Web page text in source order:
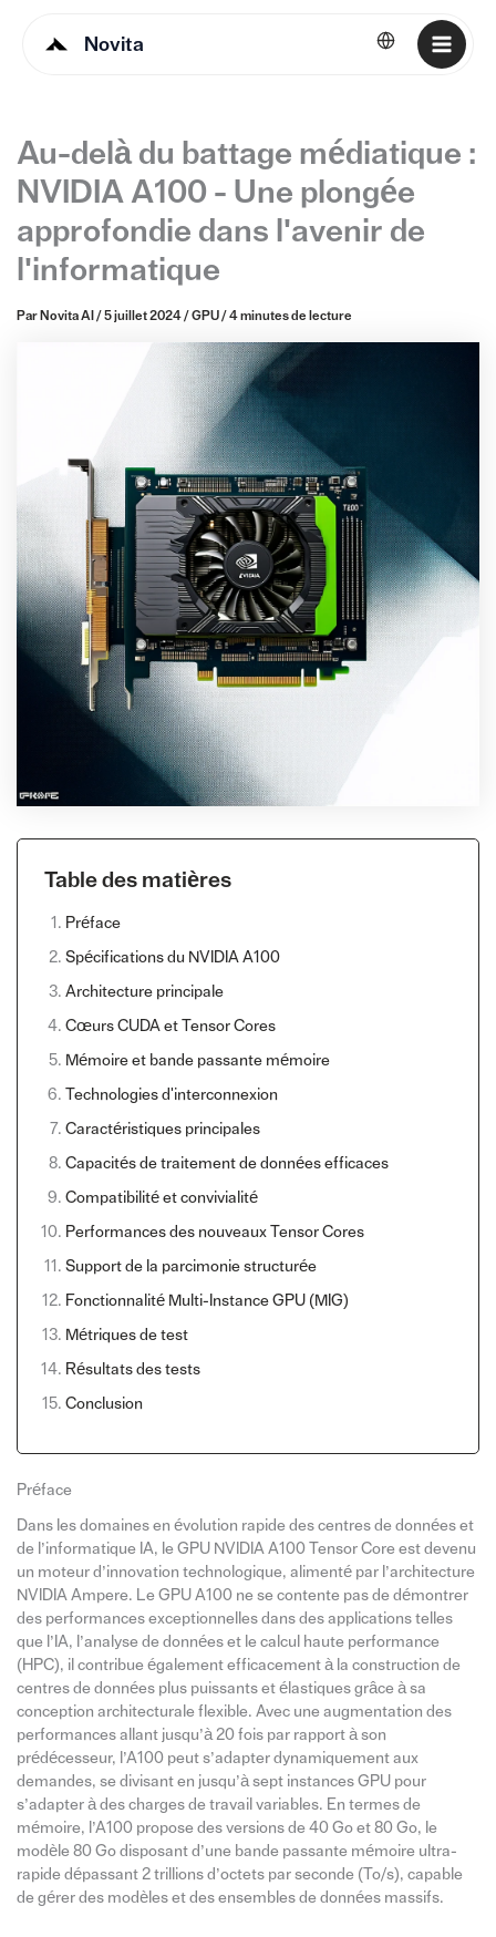
Novita Français
Au-delà du battage médiatique :
NVIDIA A100 - Une plongée
approfondie dans l'avenir de
l'informatique
Par Novita AI / 5 juillet 2024/ GPU/ 4 minutes de lecture
Table des matières
Préface
Spécifications du NVIDIA A100
Architecture principale
Cœurs CUDA et Tensor Cores
Mémoire et bande passante mémoire
Technologies d'interconnexion
Caractéristiques principales
Capacités de traitement de données efficaces
Compatibilité et convivialité
Performances des nouveaux Tensor Cores
Support de la parcimonie structurée
Fonctionnalité Multi-Instance GPU (MIG)
Métriques de test
Résultats des tests
Conclusion
Préface
Dans les domaines en évolution rapide des centres de données et
de l’informatique IA, le GPU NVIDIA A100 Tensor Core est devenu
un moteur d’innovation technologique, alimenté par l’architecture
NVIDIA Ampere. Le GPU A100 ne se contente pas de démontrer
des performances exceptionnelles dans des applications telles
que l’IA, l’analyse de données et le calcul haute performance
(HPC), il contribue également efficacement à la construction de
centres de données plus puissants et élastiques grâce à sa
conception architecturale flexible. Avec une augmentation des
performances allant jusqu’à 20 fois par rapport à son
prédécesseur, l’A100 peut s’adapter dynamiquement aux
demandes, se divisant en jusqu’à sept instances GPU pour
s’adapter à des charges de travail variables. En termes de
mémoire, l’A100 propose des versions de 40 Go et 80 Go, le
modèle 80 Go disposant d’une bande passante mémoire ultra-
rapide dépassant 2 trillions d’octets par seconde (To/s), capable
de gérer des modèles et des ensembles de données massifs.